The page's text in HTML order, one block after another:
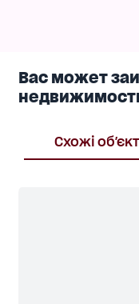
Вас может
Схожі